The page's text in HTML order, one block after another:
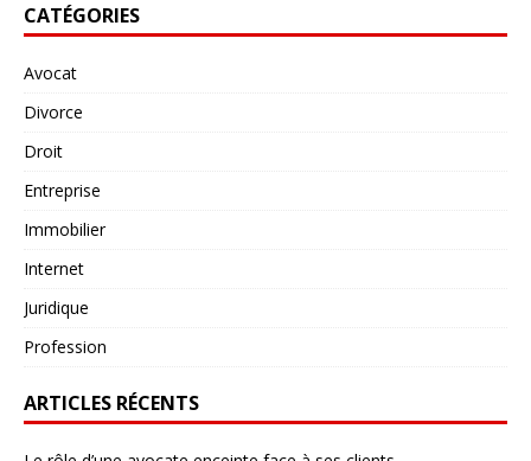
CATÉGORIES
Avocat
Divorce
Droit
Entreprise
Immobilier
Internet
Juridique
Profession
ARTICLES RÉCENTS